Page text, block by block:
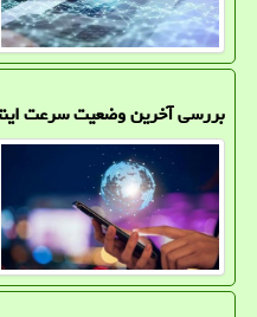
بررسی آخرین وضعیت سرعت